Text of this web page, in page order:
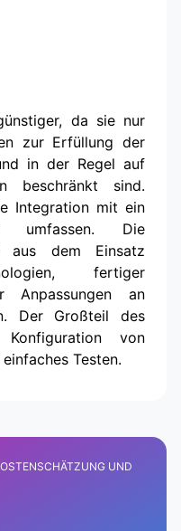
da sie nur
zur Erfüllung der
in der Regel auf
beschränkt sind.
Integration mit ein
umfassen. Die
aus dem Einsatz
fertiger
Anpassungen an
Der Großteil des
von
Testen.
UND